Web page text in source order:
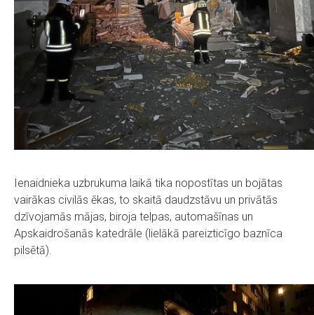
Ienaidnieka uzbrukuma laikā tika nopostītas un bojātas
vairākas civilās ēkas, to skaitā daudzstāvu un privātās
dzīvojamās mājas, biroja telpas, automašīnas un
Apskaidrošanās katedrāle (lielākā pareizticīgo baznīca
pilsētā).